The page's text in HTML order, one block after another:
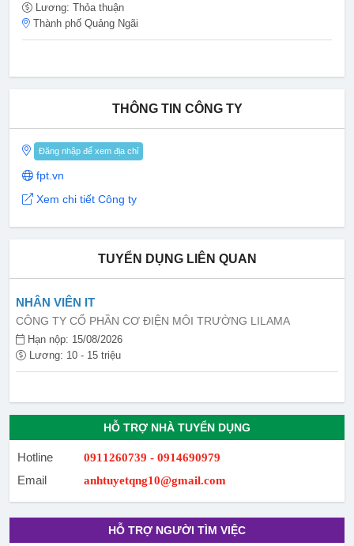
Lương: Thỏa thuận
Thành phố Quảng Ngãi
THÔNG TIN CÔNG TY
Đăng nhập để xem địa chỉ
fpt.vn
Xem chi tiết Công ty
TUYỂN DỤNG LIÊN QUAN
NHÂN VIÊN IT
CÔNG TY CỔ PHẦN CƠ ĐIỆN MÔI TRƯỜNG LILAMA
Hạn nộp: 15/08/2026
Lương: 10 - 15 triệu
HỖ TRỢ NHÀ TUYỂN DỤNG
Hotline 0911260739 - 0914690979
Email anhtuyetqng10@gmail.com
HỖ TRỢ NGƯỜI TÌM VIỆC